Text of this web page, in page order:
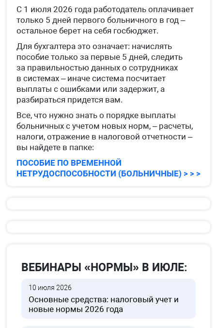
С 1 июля 2026 года работодатель оплачивает
только 5 дней первого больничного в год –
остальное берет на себя госбюджет.
Для бухгалтера это означает: начислять
пособие только за первые 5 дней, следить
за правильностью данных о сотрудниках
в системах – иначе система посчитает
выплаты с ошибками или задержит, а
разбираться придется вам.
Все, что нужно знать о порядке выплаты
больничных с учетом новых норм, – расчеты,
налоги, отражение в налоговой отчетности –
вы найдете в папке:
ПОСОБИЕ ПО ВРЕМЕННОЙ
НЕТРУДОСПОСОБНОСТИ (БОЛЬНИЧНЫЕ) > > >
ВЕБИНАРЫ «НОРМЫ» В ИЮЛЕ:
10 июля 2026
Основные средства: налоговый учет и
новые нормы 2026 года